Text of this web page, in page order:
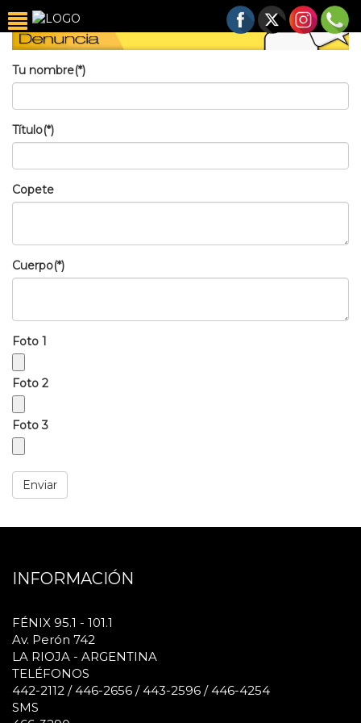
Tu nombre(*)
Título(*)
Copete
Cuerpo(*)
Foto 1
Foto 2
Foto 3
Enviar
INFORMACIÓN
FÉNIX 95.1 - 101.1
Av. Perón 742
LA RIOJA - ARGENTINA
TELÉFONOS
442-2112 / 446-2656 / 443-2596 / 446-4254
SMS